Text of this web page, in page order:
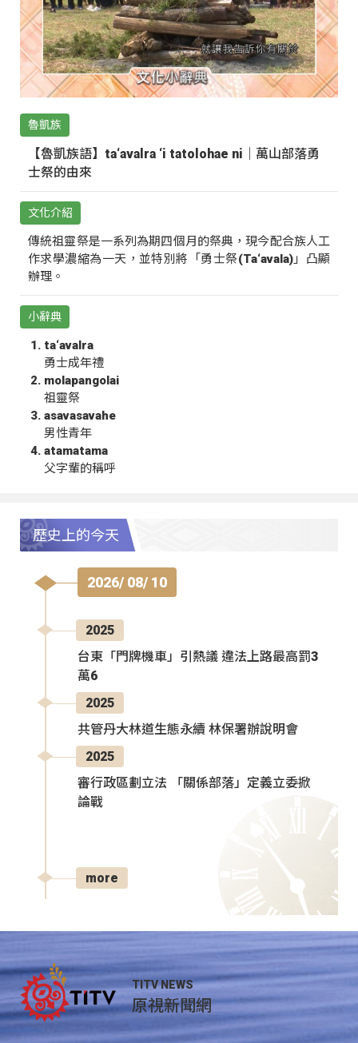
魯凱族
【魯凱族語】ta‘avalra ‘i tatolohae ni｜萬山部落勇
士祭的由來
文化介紹
傳統祖靈祭是一系列為期四個月的祭典，現今配合族人工
作求學濃縮為一天，並特別將「勇士祭(Ta‘avala)」凸顯
辦理。
小辭典
ta‘avalra
勇士成年禮
molapangolai
祖靈祭
asavasavahe
男性青年
atamatama
父字輩的稱呼
歷史上的今天
2026/ 08/ 10
2025
台東「門牌機車」引熱議 違法上路最高罰3
萬6
2025
共管丹大林道生態永續 林保署辦說明會
2025
審行政區劃立法 「關係部落」定義立委掀
論戰
more
TITV NEWS
原視新聞網